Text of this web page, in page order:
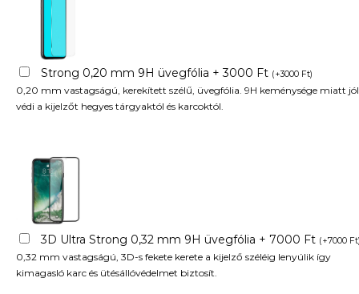
Strong 0,20 mm 9H üvegfólia + 3000 Ft (+3000 Ft)
0,20 mm vastagságú, kerekített szélű, üvegfólia. 9H keménysége miatt jól
védi a kijelzőt hegyes tárgyaktól és karcoktól.
3D Ultra Strong 0,32 mm 9H üvegfólia + 7000 Ft (+7000 Ft
0,32 mm vastagságú, 3D-s fekete kerete a kijelző széléig lenyúlik így
kimagasló karc és ütésállóvédelmet biztosít.